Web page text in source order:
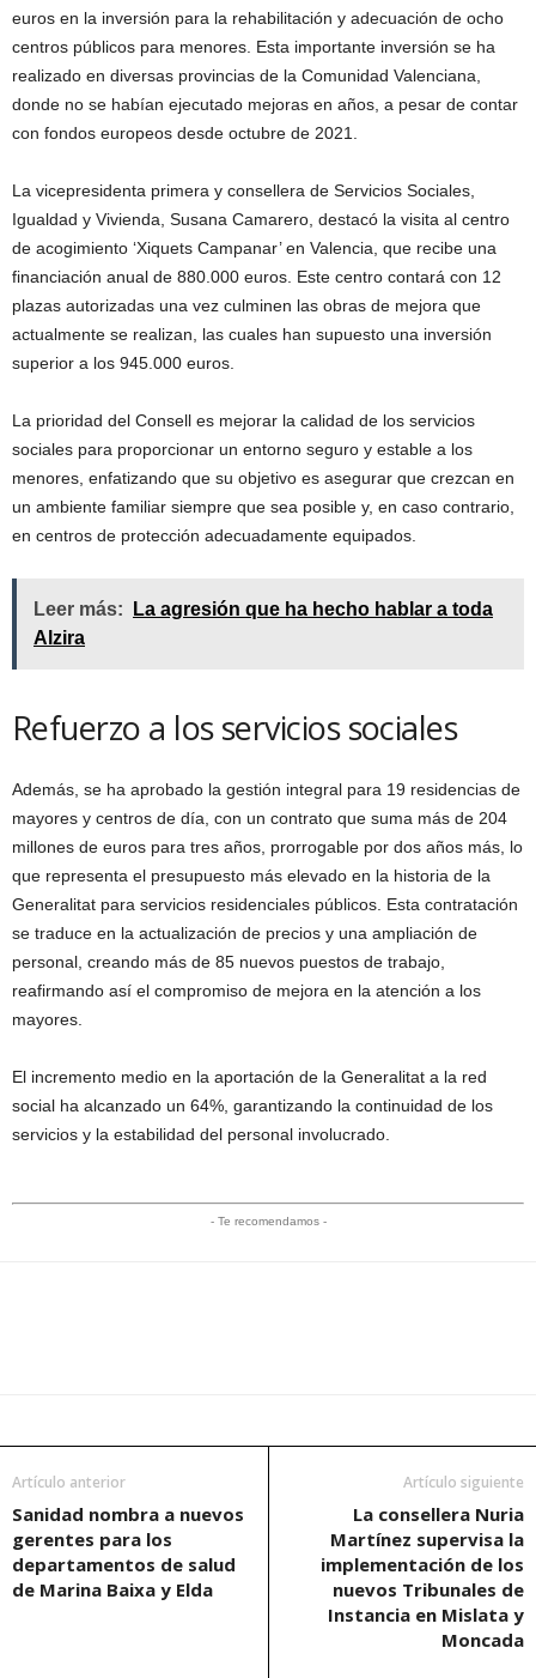
euros en la inversión para la rehabilitación y adecuación de ocho
centros públicos para menores. Esta importante inversión se ha
realizado en diversas provincias de la Comunidad Valenciana,
donde no se habían ejecutado mejoras en años, a pesar de contar
con fondos europeos desde octubre de 2021.
La vicepresidenta primera y consellera de Servicios Sociales,
Igualdad y Vivienda, Susana Camarero, destacó la visita al centro
de acogimiento ‘Xiquets Campanar’ en Valencia, que recibe una
financiación anual de 880.000 euros. Este centro contará con 12
plazas autorizadas una vez culminen las obras de mejora que
actualmente se realizan, las cuales han supuesto una inversión
superior a los 945.000 euros.
La prioridad del Consell es mejorar la calidad de los servicios
sociales para proporcionar un entorno seguro y estable a los
menores, enfatizando que su objetivo es asegurar que crezcan en
un ambiente familiar siempre que sea posible y, en caso contrario,
en centros de protección adecuadamente equipados.
Leer más:
La agresión que ha hecho hablar a toda
Alzira
Refuerzo a los servicios sociales
Además, se ha aprobado la gestión integral para 19 residencias de
mayores y centros de día, con un contrato que suma más de 204
millones de euros para tres años, prorrogable por dos años más, lo
que representa el presupuesto más elevado en la historia de la
Generalitat para servicios residenciales públicos. Esta contratación
se traduce en la actualización de precios y una ampliación de
personal, creando más de 85 nuevos puestos de trabajo,
reafirmando así el compromiso de mejora en la atención a los
mayores.
El incremento medio en la aportación de la Generalitat a la red
social ha alcanzado un 64%, garantizando la continuidad de los
servicios y la estabilidad del personal involucrado.
- Te recomendamos -
Artículo anterior
Sanidad nombra a nuevos
gerentes para los
departamentos de salud
de Marina Baixa y Elda
Artículo siguiente
La consellera Nuria
Martínez supervisa la
implementación de los
nuevos Tribunales de
Instancia en Mislata y
Moncada